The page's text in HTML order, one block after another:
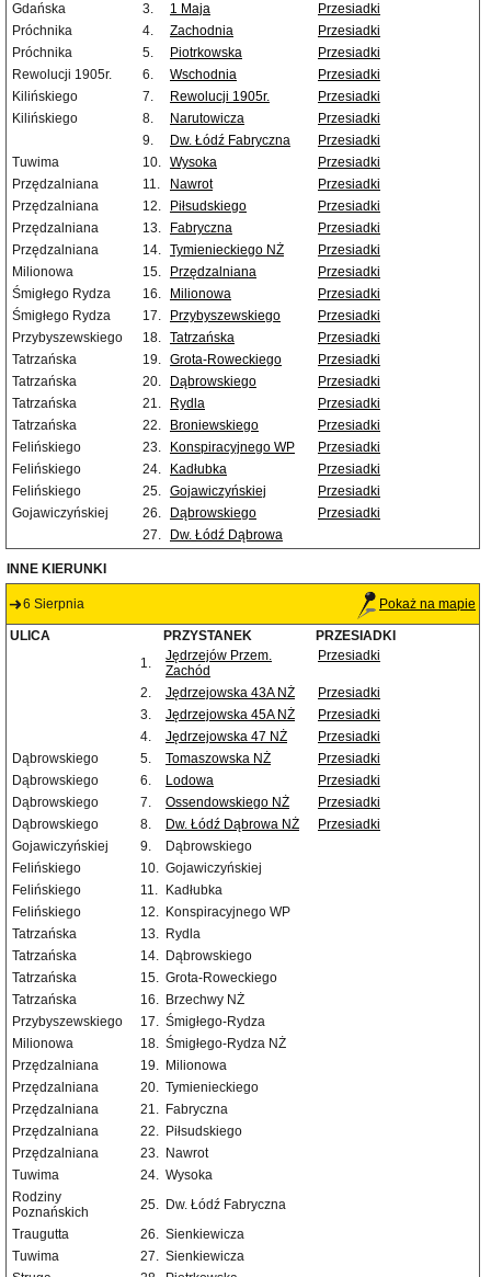
Gdańska
3. 1 Maja
Przesiadki
Próchnika
4. Zachodnia
Przesiadki
Próchnika
5. Piotrkowska
Przesiadki
Rewolucji 1905r.
6. Wschodnia
Przesiadki
Kilińskiego
7. Rewolucji 1905r.
Przesiadki
Kilińskiego
8. Narutowicza
Przesiadki
9.
Dw. Łódź Fabryczna
Przesiadki
Tuwima
10. Wysoka
Przesiadki
Przędzalniana
11. Nawrot
Przesiadki
Przędzalniana
12. Piłsudskiego
Przesiadki
Przędzalniana
13. Fabryczna
Przesiadki
Przędzalniana
14. Tymienieckiego NŻ
Przesiadki
Milionowa
15. Przędzalniana
Przesiadki
Śmigłego Rydza
16. Milionowa
Przesiadki
Śmigłego Rydza
17. Przybyszewskiego
Przesiadki
Przybyszewskiego
18. Tatrzańska
Przesiadki
Tatrzańska
19. Grota-Roweckiego
Przesiadki
Tatrzańska
20. Dąbrowskiego
Przesiadki
Tatrzańska
21. Rydla
Przesiadki
Tatrzańska
22. Broniewskiego
Przesiadki
Felińskiego
23. Konspiracyjnego WP
Przesiadki
Felińskiego
24. Kadłubka
Przesiadki
Felińskiego
25. Gojawiczyńskiej
Przesiadki
Gojawiczyńskiej
26. Dąbrowskiego
Przesiadki
27.
Dw. Łódź Dąbrowa
INNE KIERUNKI
6 Sierpnia Pokaż na mapie
ULICA PRZYSTANEK
PRZESIADKI
1.
Jędrzejów Przem.
Zachód
Przesiadki
2. Jędrzejowska 43A NŻ
Przesiadki
3.
Jędrzejowska 45A NŻ
Przesiadki
4.
Jędrzejowska 47 NŻ
Przesiadki
Dąbrowskiego
5. Tomaszowska NŻ
Przesiadki
Dąbrowskiego
6. Lodowa
Przesiadki
Dąbrowskiego
7. Ossendowskiego NŻ
Przesiadki
Dąbrowskiego
8. Dw. Łódź Dąbrowa NŻ
Przesiadki
Gojawiczyńskiej
9.
Dąbrowskiego
Felińskiego
10. Gojawiczyńskiej
Felińskiego
11.
Kadłubka
Felińskiego
12. Konspiracyjnego WP
Tatrzańska
13. Rydla
Tatrzańska
14. Dąbrowskiego
Tatrzańska
15. Grota-Roweckiego
Tatrzańska
16. Brzechwy NŻ
Przybyszewskiego
17. Śmigłego-Rydza
Milionowa
18. Śmigłego-Rydza NŻ
Przędzalniana
19. Milionowa
Przędzalniana
20. Tymienieckiego
Przędzalniana
21. Fabryczna
Przędzalniana
22. Piłsudskiego
Przędzalniana
23. Nawrot
Tuwima
24. Wysoka
Rodziny
Poznańskich
25. Dw. Łódź Fabryczna
Traugutta
26. Sienkiewicza
Tuwima
27. Sienkiewicza